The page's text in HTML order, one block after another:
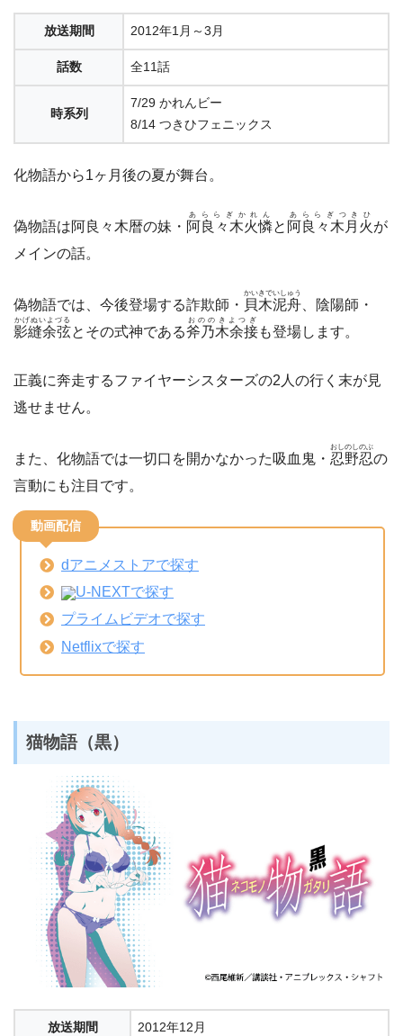
放送期間 2012年1月～3月
話数 全11話
時系列
7/29 かれんビー
8/14 つきひフェニックス
化物語から1ヶ月後の夏が舞台。
偽物語は阿良々木暦の妹・ 阿良々木火憐
あららぎかれん
と 阿良々木月火
あららぎつきひ
が
メインの話。
偽物語では、今後登場する詐欺師・ 貝木泥舟
かいきでいしゅう
、陰陽師・
影縫余弦
かげぬいよづる
とその式神である斧乃木余接
おののきよつぎ
も登場します。
正義に奔走するファイヤーシスターズの2人の行く末が見
逃せません。
また、化物語では一切口を開かなかった吸血鬼・ 忍野忍
おしのしのぶ
の
言動にも注目です。
動画配信
dアニメストアで探す
U-NEXTで探す
プライムビデオで探す
Netflixで探す
猫物語（黒）
放送期間 2012年12月